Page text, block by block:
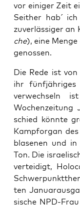
vor eini­ger Zeit
Seit­her hab´
zuver­läs­si­ger an
che), eine
genossen.
Die Rede ist
ihr fünf­jäh­ri­ges
ver­wech­seln
Wochen­zei­tung
schied könn­te
Kampf­or­gan
bla­se­nen und in
Ton. Die
ver­tei­digt,
ten
si­sche NPD-